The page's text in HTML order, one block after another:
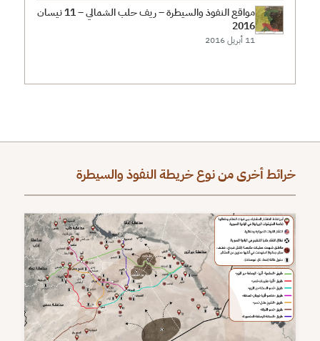
مواقع النفوذ والسيطرة – ريف حلب الشمالي – 11 نيسان
2016
11 أبريل 2016
خرائط أخرى من نوع خريطة النفوذ والسيطرة